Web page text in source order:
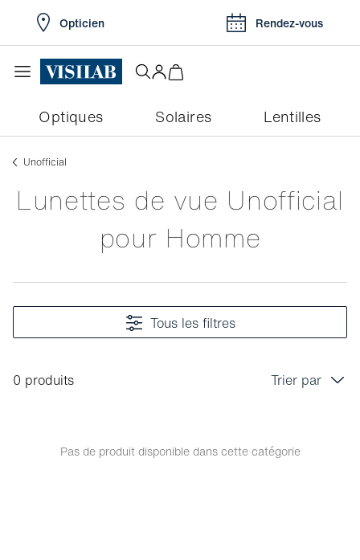
Opticien Rendez-vous
Optiques Solaires Lentilles
Unofficial
Lunettes de vue Unofficial
pour Homme
Tous les filtres
0 produits
Trier par
Prix décroissant
Pas de produit disponible dans cette catégorie